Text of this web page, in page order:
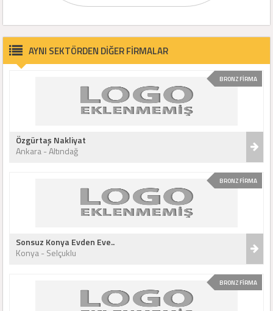
AYNI SEKTÖRDEN DİĞER FİRMALAR
BRONZ FİRMA
Özgürtaş Nakliyat
Ankara - Altındağ
BRONZ FİRMA
Sonsuz Konya Evden Eve..
Konya - Selçuklu
BRONZ FİRMA